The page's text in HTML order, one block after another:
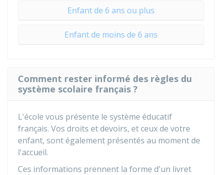
Enfant de 6 ans ou plus
Enfant de moins de 6 ans
Comment rester informé des règles du
système scolaire français ?
L'école vous présente le système éducatif
français. Vos droits et devoirs, et ceux de votre
enfant, sont également présentés au moment de
l'accueil.
Ces informations prennent la forme d'un livret